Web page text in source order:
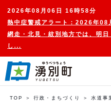
2026年08月06日 16時58分
熱中症警戒アラート：2026年
網走・北見・紋別地方では、明
し...
TOP 行政・まちづくり 水道事